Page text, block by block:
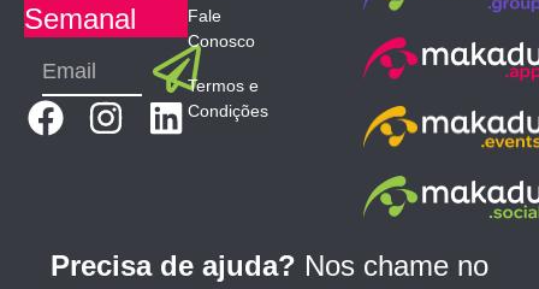
Semanal
Submit
F
b
I
a
L
e
Fale
Conosco
Termos e
Condições
Precisa de ajuda? Nos chame no